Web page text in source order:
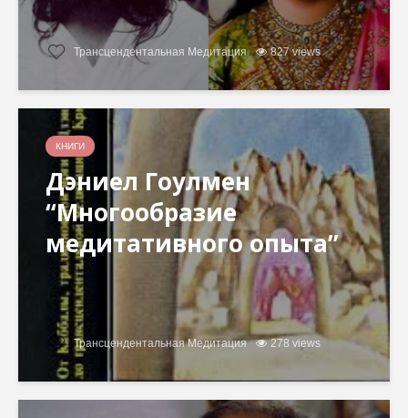
Трансцендентальная Медитация 827 views
КНИГИ
Дэниел Гоулмен
“Многообразие
медитативного опыта”
Трансцендентальная Медитация 278 views